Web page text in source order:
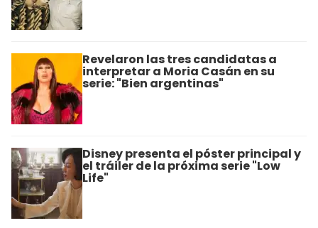
Revelaron las tres candidatas a
interpretar a Moria Casán en su
serie: "Bien argentinas"
Disney presenta el póster principal y
el tráiler de la próxima serie "Low
Life"